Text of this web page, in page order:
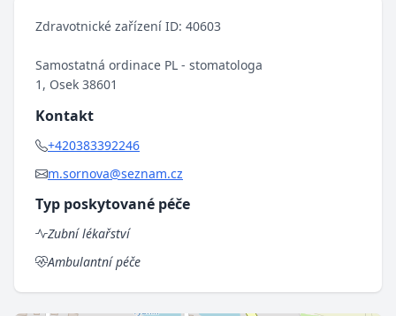
Zdravotnické zařízení ID: 40603
Samostatná ordinace PL - stomatologa
1, Osek 38601
Kontakt
+420383392246
m.sornova@seznam.cz
Typ poskytované péče
Zubní lékařství
Ambulantní péče